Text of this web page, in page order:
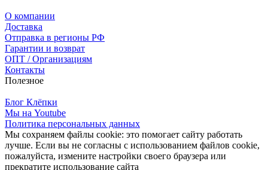
О компании
Доставка
Отправка в регионы РФ
Гарантии и возврат
ОПТ / Организациям
Контакты
Полезное
Блог Клёпки
Мы на Youtube
Политика персональных данных
Мы сохраняем файлы cookie: это помогает сайту работать
лучше. Если вы не согласны с использованием файлов cookie,
пожалуйста, измените настройки своего браузера или
прекратите использование сайта